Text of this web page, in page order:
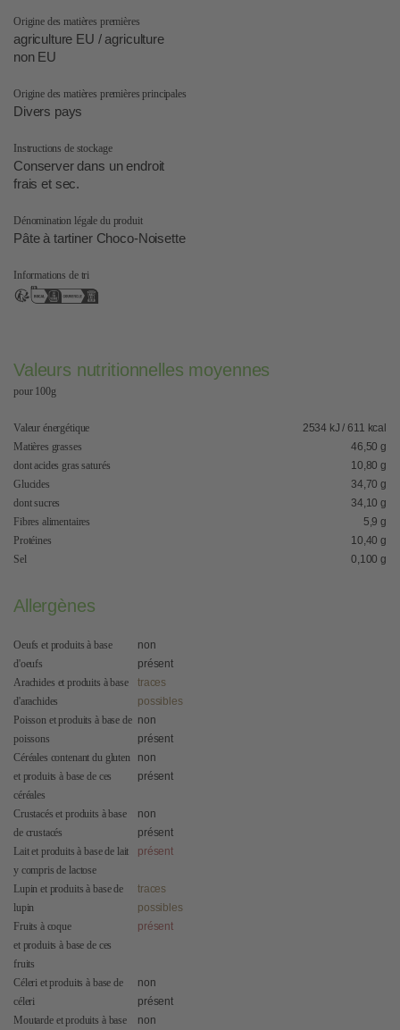
Origine des matières premières
agriculture EU / agriculture
non EU
Origine des matières premières principales
Divers pays
Instructions de stockage
Conserver dans un endroit
frais et sec.
Dénomination légale du produit
Pâte à tartiner Choco-Noisette
Informations de tri
Valeurs nutritionnelles moyennes
pour 100g
Valeur énergétique
2534 kJ / 611 kcal
Matières grasses
46,50 g
dont acides gras saturés
10,80 g
Glucides
34,70 g
dont sucres
34,10 g
Fibres alimentaires
5,9 g
Protéines
10,40 g
Sel
0,100 g
Allergènes
Oeufs et produits à base
d'oeufs
non
présent
Arachides et produits à base
d'arachides
traces
possibles
Poisson et produits à base de
poissons
non
présent
Céréales contenant du gluten
et produits à base de ces
céréales
non
présent
Crustacés et produits à base
de crustacés
non
présent
Lait et produits à base de lait
y compris de lactose
présent
Lupin et produits à base de
lupin
traces
possibles
Fruits à coque
et produits à base de ces
fruits
présent
Céleri et produits à base de
céleri
non
présent
Moutarde et produits à base
non